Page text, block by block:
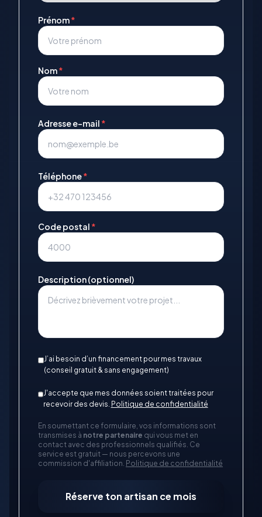
Prénom*
Nom*
Adresse e-mail *
Téléphone*
Code postal *
Description (optionnel)
J’ai besoin d’un financement pour mes travaux
(conseil gratuit & sans engagement)
J'accepte que mes données soient traitées pour
recevoir des devis. Politique de confidentialité
En soumettant ce formulaire, vos informations sont
transmises à notre partenaire qui vous met en
contact avec des professionnels qualifiés. Ce
service est gratuit — nous percevons une
commission d'affiliation. Politique de confidentialité
Réserve ton artisan ce mois